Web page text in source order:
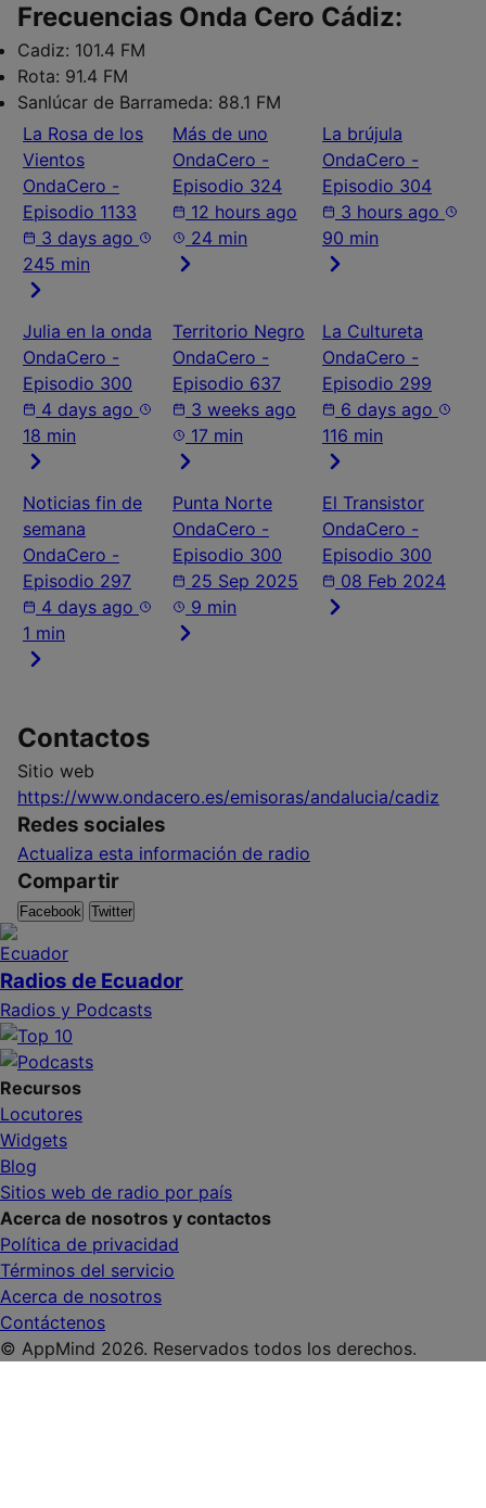
Frecuencias Onda Cero Cádiz:
Cadiz: 101.4 FM
Rota: 91.4 FM
Sanlúcar de Barrameda: 88.1 FM
La Rosa de los
Vientos
OndaCero -
Episodio 1133
3 days ago
245 min
Más de uno
OndaCero -
Episodio 324
12 hours ago
24 min
La brújula
OndaCero -
Episodio 304
3 hours ago
90 min
Julia en la onda
OndaCero -
Episodio 300
4 days ago
18 min
Territorio Negro
OndaCero -
Episodio 637
3 weeks ago
17 min
La Cultureta
OndaCero -
Episodio 299
6 days ago
116 min
Noticias fin de
semana
OndaCero -
Episodio 297
4 days ago
1 min
Punta Norte
OndaCero -
Episodio 300
25 Sep 2025
9 min
El Transistor
OndaCero -
Episodio 300
08 Feb 2024
Contactos
Sitio web
https://www.ondacero.es/emisoras/andalucia/cadiz
Redes sociales
Actualiza esta información de radio
Compartir
Facebook Twitter
Radios de Ecuador
Radios y Podcasts
Recursos
Locutores
Widgets
Blog
Sitios web de radio por país
Acerca de nosotros y contactos
Política de privacidad
Términos del servicio
Acerca de nosotros
Contáctenos
© AppMind 2026. Reservados todos los derechos.